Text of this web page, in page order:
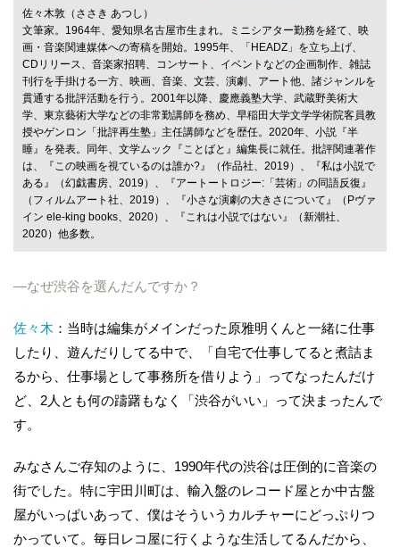
佐々木敦（ささき あつし）
文筆家。1964年、愛知県名古屋市生まれ。ミニシアター勤務を経て、映
画・音楽関連媒体への寄稿を開始。1995年、「HEADZ」を立ち上げ、
CDリリース、音楽家招聘、コンサート、イベントなどの企画制作、雑誌
刊行を手掛ける一方、映画、音楽、文芸、演劇、アート他、諸ジャンルを
貫通する批評活動を行う。2001年以降、慶應義塾大学、武蔵野美術大
学、東京藝術大学などの非常勤講師を務め、早稲田大学文学学術院客員教
授やゲンロン「批評再生塾」主任講師などを歴任。2020年、小説『半
睡』を発表。同年、文学ムック『ことばと』編集長に就任。批評関連著作
は、『この映画を視ているのは誰か?』（作品社、2019）、『私は小説で
ある』（幻戯書房、2019）、『アートートロジー:「芸術」の同語反復』
（フィルムアート社、2019）、『小さな演劇の大きさについて』（Pヴァ
イン ele-king books、2020）、『これは小説ではない』（新潮社、
2020）他多数。
―なぜ渋谷を選んだんですか？
佐々木 ：当時は編集がメインだった原雅明くんと一緒に仕事
したり、遊んだりしてる中で、「自宅で仕事してると煮詰ま
るから、仕事場として事務所を借りよう」ってなったんだけ
ど、2人とも何の躊躇もなく「渋谷がいい」って決まったんで
す。
みなさんご存知のように、1990年代の渋谷は圧倒的に音楽の
街でした。特に宇田川町は、輸入盤のレコード屋とか中古盤
屋がいっぱいあって、僕はそういうカルチャーにどっぷりつ
かっていて。毎日レコ屋に行くような生活してるんだから、